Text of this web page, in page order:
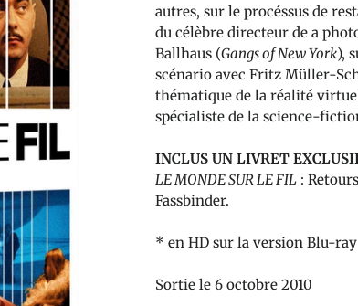
autres, sur le procéssus de
du célèbre directeur de a
Ballhaus (Gangs of New York),
scénario avec Fritz Müller-
thématique de la réalité
spécialiste de la science-
INCLUS UN LIVRET
LE MONDE SUR LE FIL:
Fassbinder.
* en HD sur la version Blu-ray
Sortie le 6 octobre 2010